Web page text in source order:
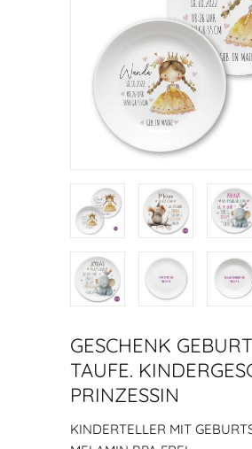
GESCHENK
TAUFE.
PRINZESSIN
KINDERTELLER MIT